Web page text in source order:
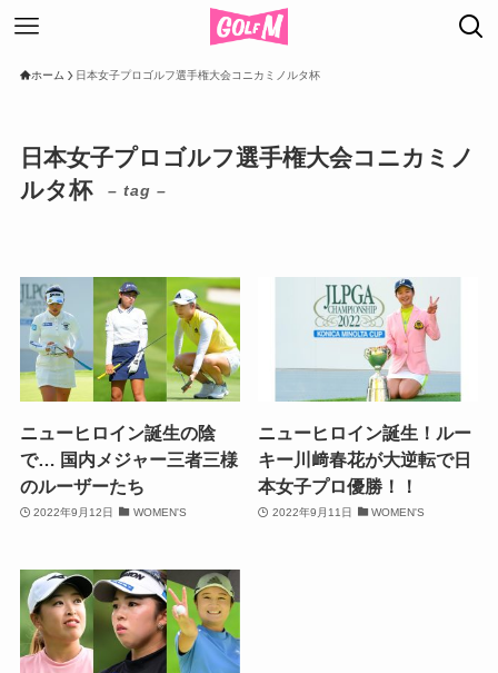
ホーム 日本女子プロゴルフ選手権大会コニカミノルタ杯
日本女子プロゴルフ選手権大会コニカミノ
ルタ杯
– tag –
ニューヒロイン誕生の陰
で… 国内メジャー三者三様
のルーザーたち
2022年9月12日 WOMEN'S
ニューヒロイン誕生！ルー
キー川﨑春花が大逆転で日
本女子プロ優勝！！
2022年9月11日 WOMEN'S